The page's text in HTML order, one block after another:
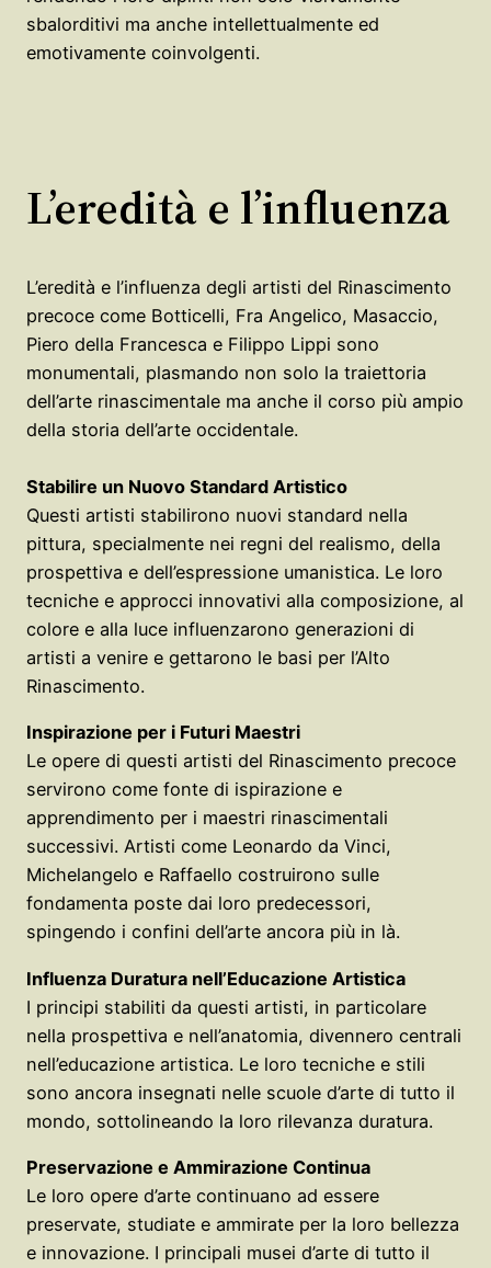
sbalorditivi ma anche intellettualmente ed
emotivamente coinvolgenti.
L’eredità e l’influenza
L’eredità e l’influenza degli artisti del Rinascimento
precoce come Botticelli, Fra Angelico, Masaccio,
Piero della Francesca e Filippo Lippi sono
monumentali, plasmando non solo la traiettoria
dell’arte rinascimentale ma anche il corso più ampio
della storia dell’arte occidentale.
Stabilire un Nuovo Standard Artistico
Questi artisti stabilirono nuovi standard nella
pittura, specialmente nei regni del realismo, della
prospettiva e dell’espressione umanistica. Le loro
tecniche e approcci innovativi alla composizione, al
colore e alla luce influenzarono generazioni di
artisti a venire e gettarono le basi per l’Alto
Rinascimento.
Inspirazione per i Futuri Maestri
Le opere di questi artisti del Rinascimento precoce
servirono come fonte di ispirazione e
apprendimento per i maestri rinascimentali
successivi. Artisti come Leonardo da Vinci,
Michelangelo e Raffaello costruirono sulle
fondamenta poste dai loro predecessori,
spingendo i confini dell’arte ancora più in là.
Influenza Duratura nell’Educazione Artistica
I principi stabiliti da questi artisti, in particolare
nella prospettiva e nell’anatomia, divennero centrali
nell’educazione artistica. Le loro tecniche e stili
sono ancora insegnati nelle scuole d’arte di tutto il
mondo, sottolineando la loro rilevanza duratura.
Preservazione e Ammirazione Continua
Le loro opere d’arte continuano ad essere
preservate, studiate e ammirate per la loro bellezza
e innovazione. I principali musei d’arte di tutto il